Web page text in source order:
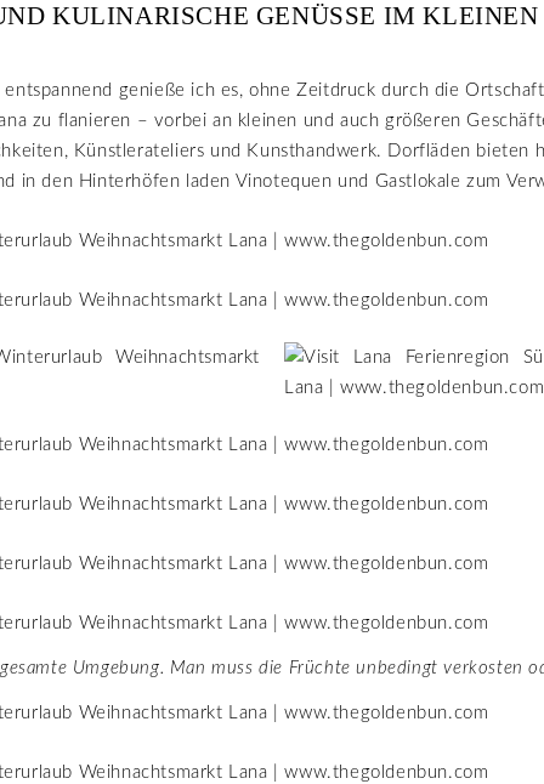
KULINARISCHE GENÜSSE IM KLEINEN
genieße ich es, ohne Zeitdruck durch die
zu flanieren – vorbei an kleinen und auch größeren
Künstlerateliers und Kunsthandwerk. Dorfläden bieten
in den Hinterhöfen laden Vinotequen und Gastlokale zum
Umgebung. Man muss die Früchte unbedingt verkosten